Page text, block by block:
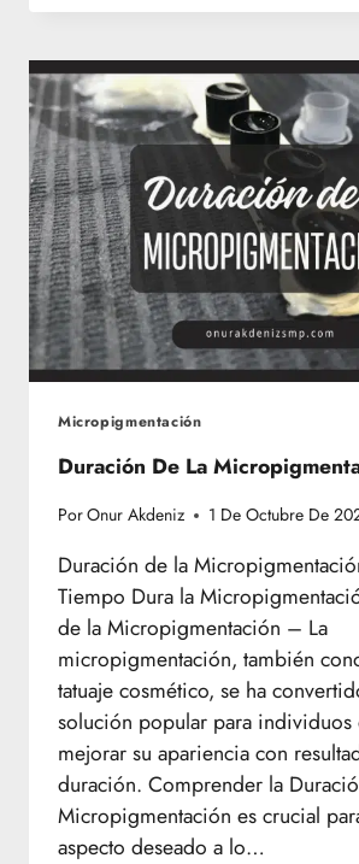
DE
MICROPIGMENTACIÓN
Micropigmentación
Duración De La
PorOnur Akdeniz 1 De Octubre De
Duración de la
Tiempo Dura la
de la Micropigmentación – La
micropigmentación, también
tatuaje cosmético, se ha
solución popular para individuos
mejorar su apariencia con
duración. Comprender la
Micropigmentación es crucial
aspecto deseado a lo…